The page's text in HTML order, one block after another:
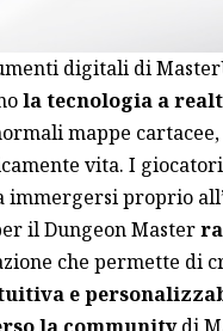
digitali di
la tecnologia a
mappe cartacee,
vita. I
immergersi proprio
il Dungeon Master
che permette di
e